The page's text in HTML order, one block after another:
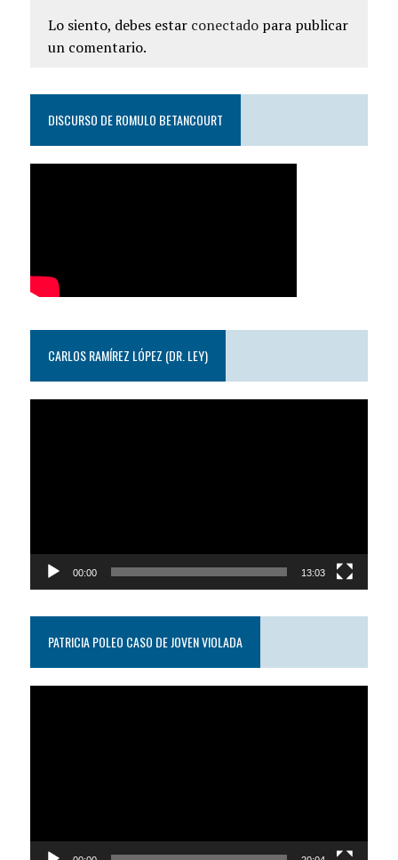
Lo siento, debes estar conectadopara publicar
un comentario.
DISCURSO DE ROMULO BETANCOURT
CARLOS RAMÍREZ LÓPEZ (DR. LEY)
00:00 13:03
PATRICIA POLEO CASO DE JOVEN VIOLADA